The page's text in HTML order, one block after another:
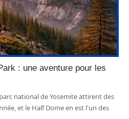
: une aventure pour les
national de Yosemite attirent des
et le Half Dome en est l'un des